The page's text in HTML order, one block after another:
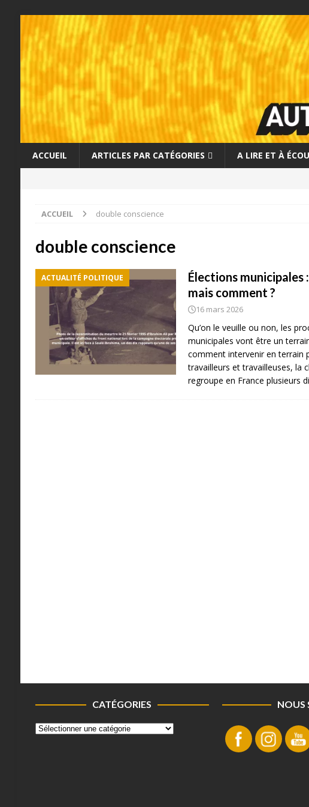
ACCUEIL ARTICLES PAR CATÉGORIES A LIRE ET À
ACCUEIL double conscience
double conscience
ACTUALITÉ POLITIQUE
Élections
mais comment ?
16 mars 2026
Qu’on le veuille ou non, les
municipales vont être un
comment intervenir en terrain
travailleurs et travailleuses, la
regroupe en France plusieurs
CATÉGORIES NOUS